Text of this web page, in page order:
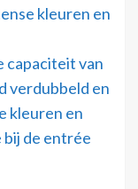
kleuren en
capaciteit van
verdubbeld en
kleuren en
bij de entrée